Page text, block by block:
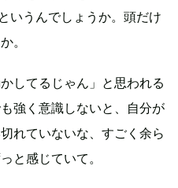
いうんでしょうか。頭だけ
。
してるじゃん」と思われる
強く意識しないと、自分が
れていないな、すごく余ら
と感じていて。